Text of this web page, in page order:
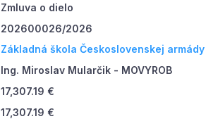
Zmluva o dielo
202600026/2026
Základná škola Československej armády
Ing. Miroslav Mularčik - MOVYROB
17,307.19 €
17,307.19 €